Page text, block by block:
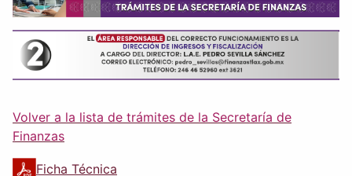
Volver a la lista de trámites de la Secretaría de
Finanzas
Ficha Técnica